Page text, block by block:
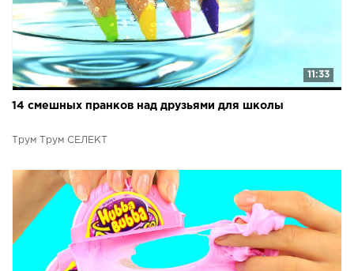
11:33
14 смешных пранков над друзьями для школы
Трум Трум СЕЛЕКТ